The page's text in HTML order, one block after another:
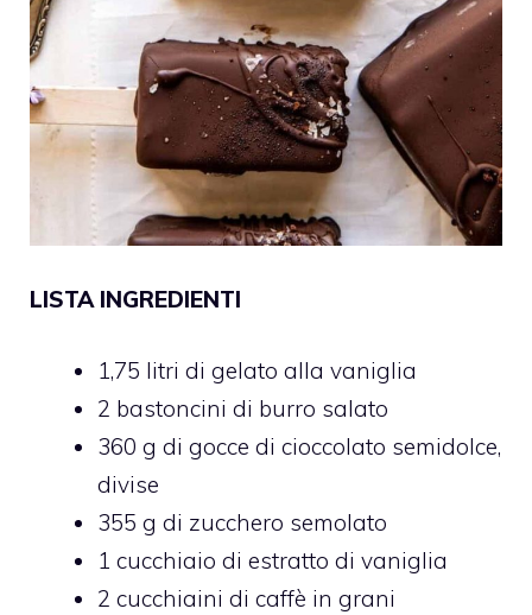
LISTA INGREDIENTI
1,75 litri di gelato alla vaniglia
2 bastoncini di burro salato
360 g di gocce di cioccolato semidolce,
divise
355 g di zucchero semolato
1 cucchiaio di estratto di vaniglia
2 cucchiaini di caffè in grani